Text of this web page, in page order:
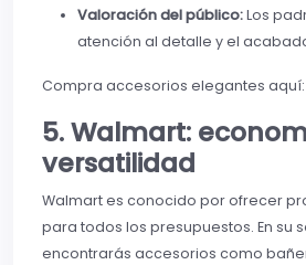
Valoración del público:Los
atención al detalle y el
Compra accesorios elegantes aquí:
5. Walmart:
versatilidad
Walmart es conocido por ofrecer
para todos los presupuestos. En su
encontrarás accesorios como